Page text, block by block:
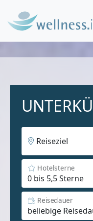
Reiseziel
Hotelsterne
Reisedauer